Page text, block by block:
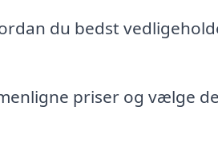
du bedst
priser og vælge